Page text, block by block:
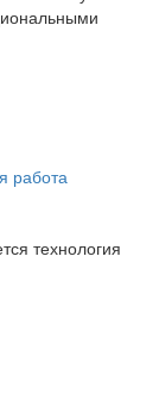
работа
технология